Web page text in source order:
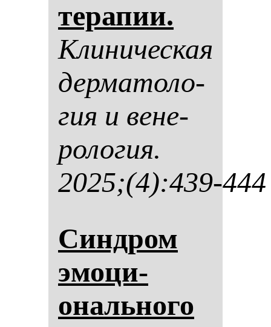
те­ра­пии.
Кли­ни­чес­кая
дер­ма­то­ло­
гия и ве­не­
ро­ло­гия.
2025;(4):439-444
Син­дром
эмо­ци­
ональ­но­го